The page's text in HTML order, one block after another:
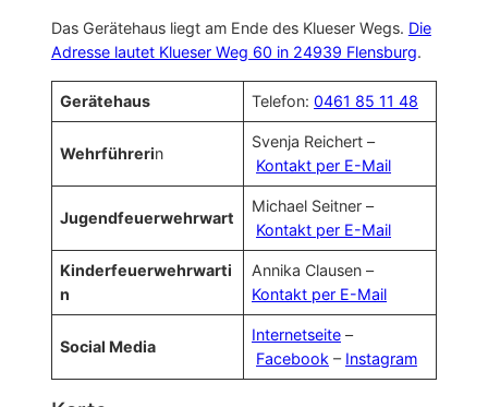
Das Gerätehaus liegt am Ende des Klueser Wegs. Die
Adresse lautet Klueser Weg 60 in 24939 Flensburg.
Gerätehaus Telefon:0461 85 11 48
Wehrführerin
Svenja Reichert –
Kontakt per E-Mail
Jugendfeuerwehrwart
Michael Seitner –
Kontakt per E-Mail
Kinderfeuerwehrwarti
n
Annika Clausen –
Kontakt per E-Mail
Social Media
Internetseite –
Facebook – Instagram